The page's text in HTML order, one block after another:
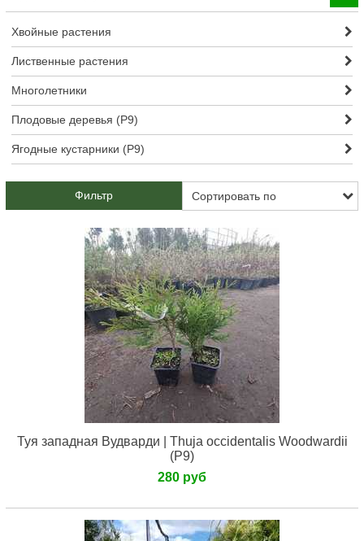
Хвойные растения
Лиственные растения
Многолетники
Плодовые деревья (Р9)
Ягодные кустарники (Р9)
Фильтр
Туя западная Вудварди | Thuja occidentalis Woodwardii
(Р9)
280 руб